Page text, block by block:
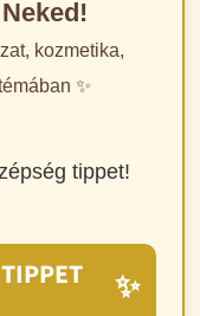
kozmetika,
✨
tippet!
✨